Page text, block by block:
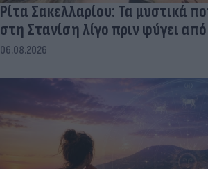
Ρίτα Σακελλαρίου: Τα μυστικά
στη Στανίση λίγο πριν φύγει
06.08.2026